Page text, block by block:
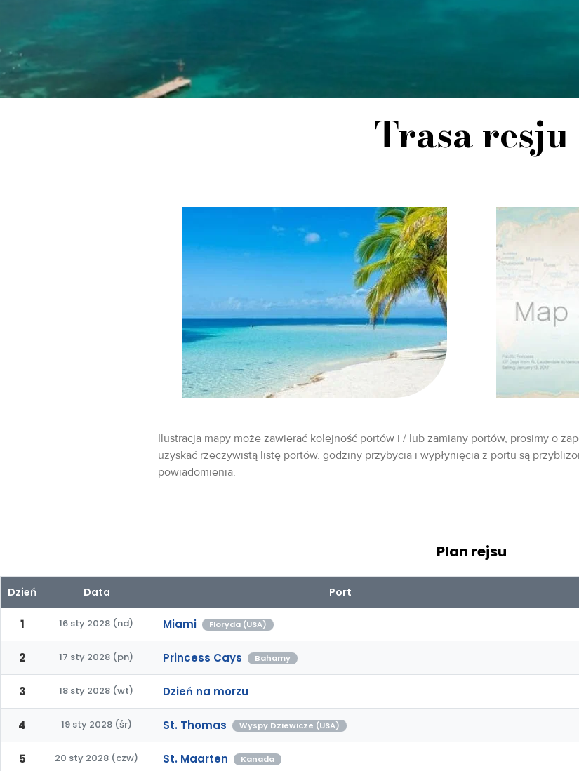
Trasa resju
Ilustracja mapy może zawierać kolejność portów i / lub zamiany portów, prosimy o
uzyskać rzeczywistą listę portów. godziny przybycia i wypłynięcia z portu są
powiadomienia.
Plan rejsu
Dzień Data Port
1 16 sty 2028 (nd) Miami Floryda (USA)
2 17 sty 2028 (pn) Princess Cays Bahamy
3 18 sty 2028 (wt) Dzień na morzu
4 19 sty 2028 (śr) St. Thomas Wyspy Dziewicze (USA)
5 20 sty 2028 (czw) St. Maarten Kanada